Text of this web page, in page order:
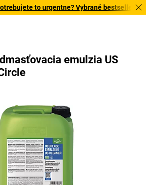
to urgentne? Vybrané bestsellery
emulzia US